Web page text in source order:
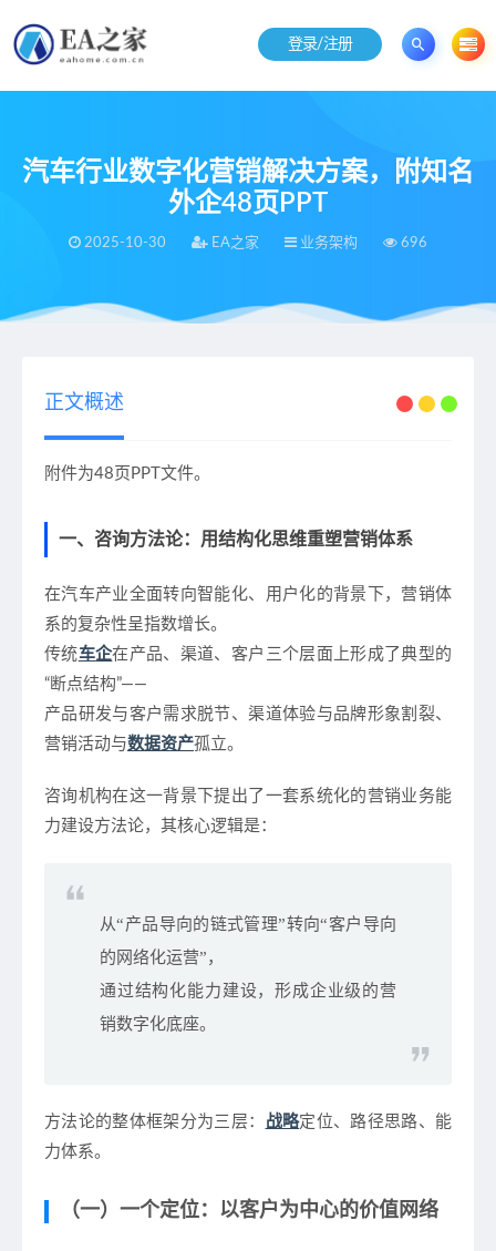
登录/注册
汽车行业数字化营销解决方案，附知名
外企48页PPT
2025-10-30 EA之家 业务架构 696
当前位置：EA之家 汽车行业数字化营销解决方案，附知名外企48页PPT
正文概述
附件为48页PPT文件。
一、咨询方法论：用结构化思维重塑营销体系
在汽车产业全面转向智能化、用户化的背景下，营销体
系的复杂性呈指数增长。
传统车企在产品、渠道、客户三个层面上形成了典型的
“断点结构”——
产品研发与客户需求脱节、渠道体验与品牌形象割裂、
营销活动与数据资产孤立。
咨询机构在这一背景下提出了一套系统化的 营销业务能
力建设方法论，其核心逻辑是：
从“产品导向的链式管理”转向“客户导向
的网络化运营”，
通过结构化能力建设，形成企业级的营
销数字化底座。
方法论的整体框架分为三层： 战略定位、路径思路、能
力体系。
（一）一个定位：以客户为中心的价值网络